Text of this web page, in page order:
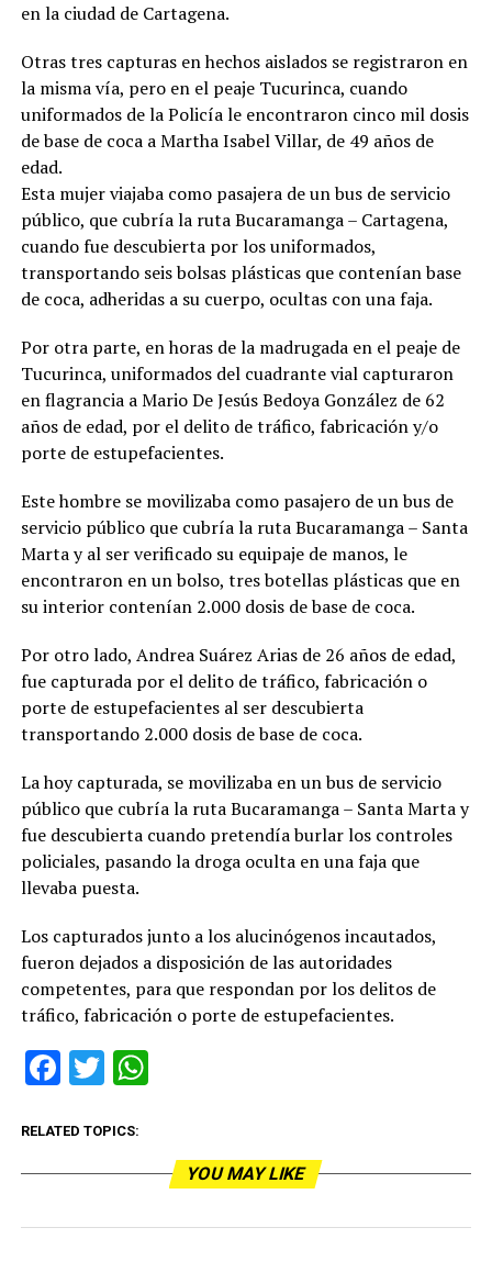
en la ciudad de Cartagena.
Otras tres capturas en hechos aislados se registraron en
la misma vía, pero en el peaje Tucurinca, cuando
uniformados de la Policía le encontraron cinco mil dosis
de base de coca a Martha Isabel Villar, de 49 años de
edad.
Esta mujer viajaba como pasajera de un bus de servicio
público, que cubría la ruta Bucaramanga – Cartagena,
cuando fue descubierta por los uniformados,
transportando seis bolsas plásticas que contenían base
de coca, adheridas a su cuerpo, ocultas con una faja.
Por otra parte, en horas de la madrugada en el peaje de
Tucurinca, uniformados del cuadrante vial capturaron
en flagrancia a Mario De Jesús Bedoya González de 62
años de edad, por el delito de tráfico, fabricación y/o
porte de estupefacientes.
Este hombre se movilizaba como pasajero de un bus de
servicio público que cubría la ruta Bucaramanga – Santa
Marta y al ser verificado su equipaje de manos, le
encontraron en un bolso, tres botellas plásticas que en
su interior contenían 2.000 dosis de base de coca.
Por otro lado, Andrea Suárez Arias de 26 años de edad,
fue capturada por el delito de tráfico, fabricación o
porte de estupefacientes al ser descubierta
transportando 2.000 dosis de base de coca.
La hoy capturada, se movilizaba en un bus de servicio
público que cubría la ruta Bucaramanga – Santa Marta y
fue descubierta cuando pretendía burlar los controles
policiales, pasando la droga oculta en una faja que
llevaba puesta.
Los capturados junto a los alucinógenos incautados,
fueron dejados a disposición de las autoridades
competentes, para que respondan por los delitos de
tráfico, fabricación o porte de estupefacientes.
Facebook
TwitterWhatsApp
RELATED TOPICS:
YOU MAY LIKE